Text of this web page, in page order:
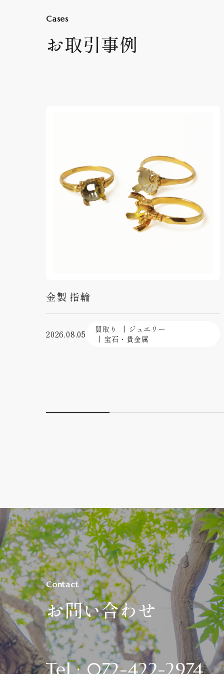
Cases
お取引事例
金製 指輪
2026.08.05 買取り
ジュエリー
宝石・貴金属
Contact
お問い合わせ
Tel : 072-422-2974